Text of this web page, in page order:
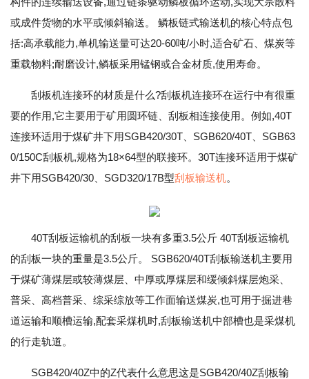
或成件货物的水平或倾斜输送。 鳞板链式输送机的核心特点包
括:高承载能力,单机输送量可达20-60吨/小时,适合矿石、煤炭等
重载物料;耐磨设计,鳞板采用锰钢或合金材质,使用寿命。
刮板机连接环的材质是什么?刮板机连接环在运行中有很重
要的作用,它主要用于矿用圆环链、刮板相连接使用。例如,40T
连接环适用于煤矿井下用SGB420/30T、SGB620/40T、SGB63
0/150C刮板机,规格为18×64型的联接环。30T连接环适用于煤矿
井下用SGB420/30、SGD320/17B型刮板输送机。
40T刮板运输机的刮板一块有多重3.5公斤 40T刮板运输机
的刮板一块的重量是3.5公斤。 SGB620/40T刮板输送机主要用
于煤矿薄煤层或较薄煤层、中厚或厚煤层和缓倾斜煤层炮采、
普采、高档普采、综采综放等工作面输送煤炭,也可用于掘进巷
道运输和顺槽运输,配套采煤机时,刮板输送机中部槽也是采煤机
的行走轨道。
SGB420/40Z中的Z代表什么意思这是SGB420/40Z刮板输